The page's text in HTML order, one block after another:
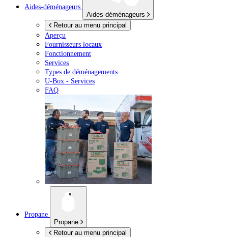
Aides-déménageurs
Aides-déménageurs
Retour au menu principal
Aperçu
Fournisseurs locaux
Fonctionnement
Services
Types de déménagements
U-Box - Services
FAQ
Propane
Propane
Retour au menu principal